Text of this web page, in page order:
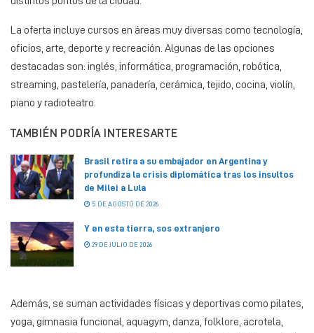
La oferta incluye cursos en áreas muy diversas como tecnología,
oficios, arte, deporte y recreación. Algunas de las opciones
destacadas son: inglés, informática, programación, robótica,
streaming, pastelería, panadería, cerámica, tejido, cocina, violín,
piano y radioteatro.
TAMBIÉN PODRÍA INTERESARTE
Brasil retira a su embajador en Argentina y
profundiza la crisis diplomática tras los insultos
de Milei a Lula
5 DE AGOSTO DE 2026
Y en esta tierra, sos extranjero
29 DE JULIO DE 2026
Además, se suman actividades físicas y deportivas como pilates,
yoga, gimnasia funcional, aquagym, danza, folklore, acrotela,